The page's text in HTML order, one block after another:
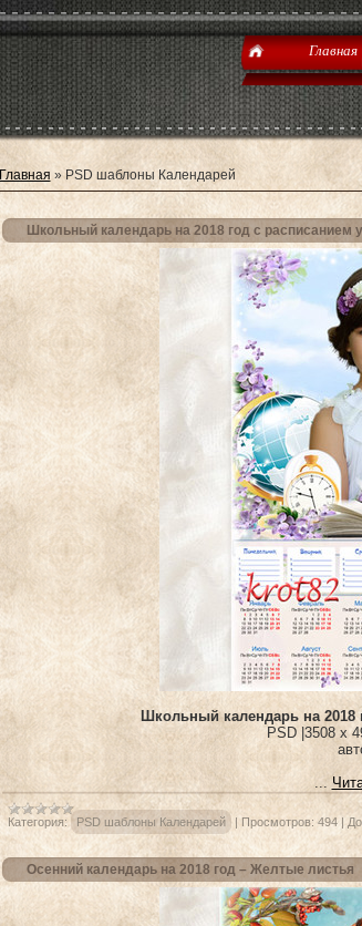
Главная
Главная » PSD шаблоны Календарей
Школьный календарь на 2018 год с расписанием
Школьный календарь на 2018
PSD |3508 x
...
Категория: PSD шаблоны Календарей | Просмотров: 494 |
Осенний календарь на 2018 год – Желтые листья